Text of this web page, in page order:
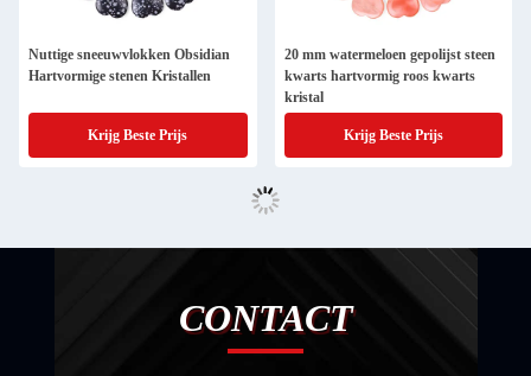
Nuttige sneeuwvlokken Obsidian
Hartvormige stenen Kristallen
Krijg Beste Prijs
20 mm watermeloen gepolijst steen
kwarts hartvormig roos kwarts
kristal
Krijg Beste Prijs
CONTACT